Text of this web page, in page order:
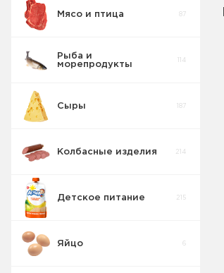
Майонез, Соус,
Мясо и птица 87
Рыба и
морепродукты
114
Сыры 187
Колбасные изделия 214
Детское питание 215
Яйцо 6